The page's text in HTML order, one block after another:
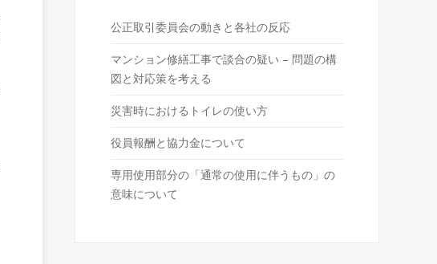
公正取引委員会の動きと各社の反応
マンション修繕工事で談合の疑い – 問題の構
図と対応策を考える
災害時におけるトイレの使い方
役員報酬と協力金について
専用使用部分の「通常の使用に伴うもの」の
意味について